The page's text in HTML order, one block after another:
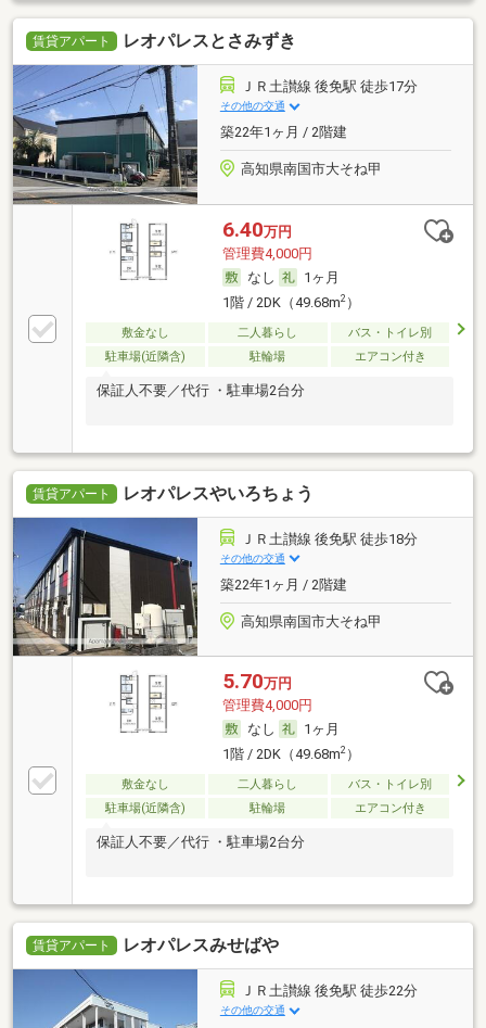
賃貸アパート レオパレスとさみずき
ＪＲ土讃線 後免駅 徒歩17分
その他の交通
築22年1ヶ月 / 2階建
高知県南国市大そね甲
6.40万円
管理費4,000円
なし
1ヶ月
1階 / 2DK（49.68m2）
敷金なし 二人暮らし
バス・トイレ別
駐車場(近隣含)
駐輪場 エアコン付き
保証人不要／代行 ・駐車場2台分
賃貸アパート レオパレスやいろちょう
ＪＲ土讃線 後免駅 徒歩18分
その他の交通
築22年1ヶ月 / 2階建
高知県南国市大そね甲
5.70万円
管理費4,000円
なし
1ヶ月
1階 / 2DK（49.68m2）
敷金なし 二人暮らし
バス・トイレ別
駐車場(近隣含)
駐輪場 エアコン付き
保証人不要／代行 ・駐車場2台分
賃貸アパート レオパレスみせばや
ＪＲ土讃線 後免駅 徒歩22分
その他の交通